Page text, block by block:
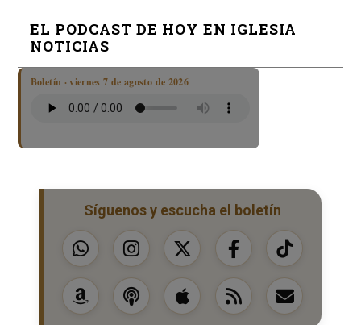
EL PODCAST DE HOY EN IGLESIA
NOTICIAS
Boletín · viernes 7 de agosto de 2026
Síguenos y escucha el boletín